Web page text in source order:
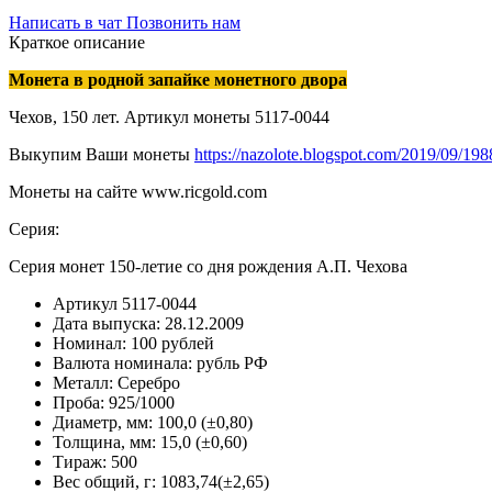
Написать в чат Позвонить нам
Краткое описание
Монета в родной запайке монетного двора
Чехов, 150 лет. Артикул монеты 5117-0044
Выкупим Ваши монеты https://nazolote.blogspot.com/2019/09/
Монеты на сайте www.ricgold.com
Серия:
Серия монет 150-летие со дня рождения А.П. Чехова
Артикул 5117-0044
Дата выпуска: 28.12.2009
Номинал: 100 рублей
Валюта номинала: рубль РФ
Металл: Серебро
Проба: 925/1000
Диаметр, мм: 100,0 (±0,80)
Толщина, мм: 15,0 (±0,60)
Тираж: 500
Вес общий, г: 1083,74(±2,65)